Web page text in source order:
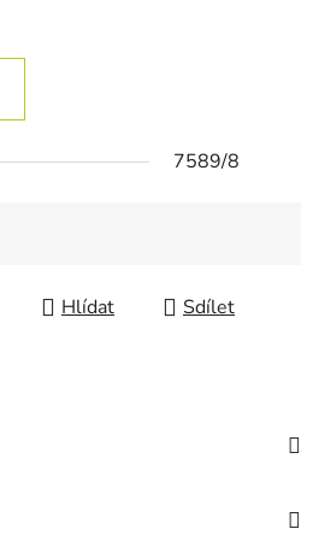
7589/8
Hlídat Sdílet